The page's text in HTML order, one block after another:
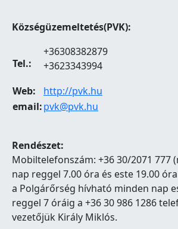
Községüzemeltetés(PVK):
Tel.:
+36308382879
+3623343994
Web:
http://pvk.hu
email:pvk@pvk.hu
Rendészet:
Mobiltelefonszám: +36 30/2071 777
nap reggel 7.00 óra és este 19.00
a Polgárőrség hívható minden nap
reggel 7 óráig a +36 30 986 1286
vezetőjük Király Miklós.